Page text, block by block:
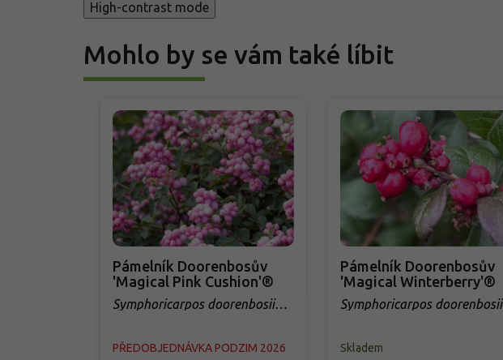
High-contrast mode
Mohlo by se vám také líbit
Pámelník Doorenbosův
'Magical Pink Cushion'®
Symphoricarpos doorenbosii
PŘEDOBJEDNÁVKA PODZIM 2026
Pámelník Doorenbosův
'Magical Winterberry'®
Symphoricarpos doorenbosii
Skladem